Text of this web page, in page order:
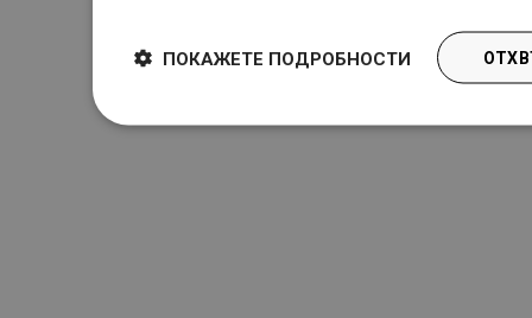
ПОКАЖЕТЕ ПОДРОБНОСТИ